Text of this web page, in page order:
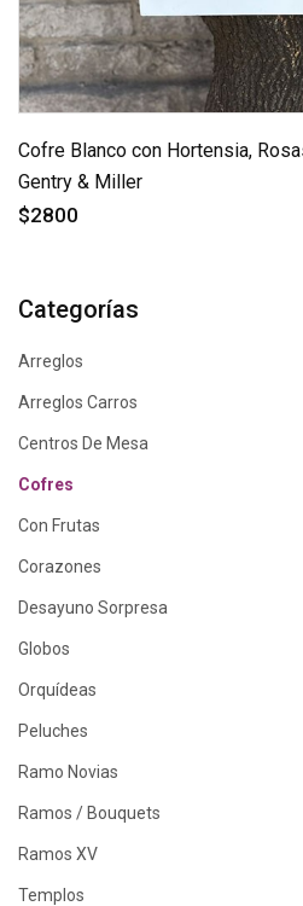
Categorías
Arreglos
Arreglos Carros
Centros De Mesa
Cofres
Con Frutas
Corazones
Desayuno Sorpresa
Globos
Orquídeas
Peluches
Ramo Novias
Ramos / Bouquets
Ramos XV
Templos
Cofre Blanco con Hortensia,
Gentry & Miller
$2800